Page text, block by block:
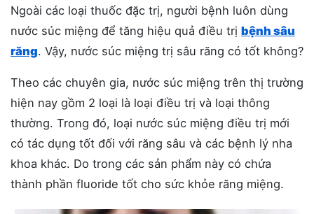
Ngoài các loại thuốc đặc trị, người bệnh luôn dùng
nước súc miệng để tăng hiệu quả điều trị bệnh sâu
răng. Vậy, nước súc miệng trị sâu răng có tốt không?
Theo các chuyên gia, nước súc miệng trên thị trường
hiện nay gồm 2 loại là loại điều trị và loại thông
thường. Trong đó, loại nước súc miệng điều trị mới
có tác dụng tốt đối với răng sâu và các bệnh lý nha
khoa khác. Do trong các sản phẩm này có chứa
thành phần fluoride tốt cho sức khỏe răng miệng.